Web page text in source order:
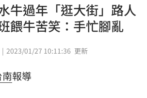
牛過年「逛大街」路人
牛苦笑：手忙腳亂
2023/01/27 10:11:36 更新
南報導